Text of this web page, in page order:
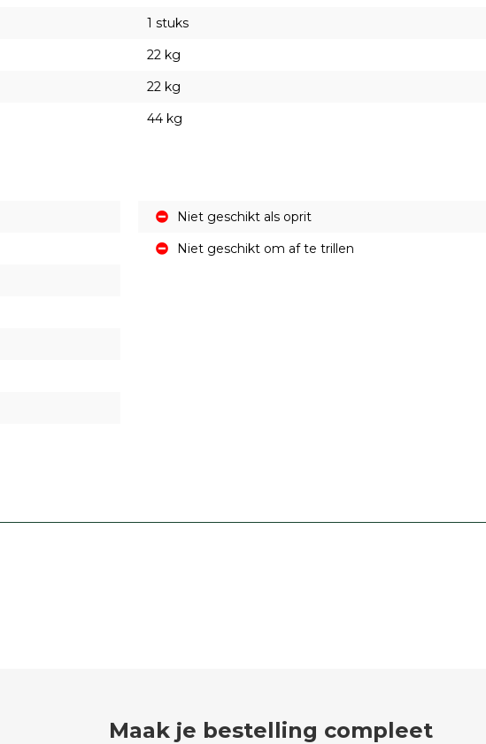
1 stuks
22 kg
22 kg
44 kg
Niet geschikt als oprit
Niet geschikt om af te trillen
Maak je bestelling compleet